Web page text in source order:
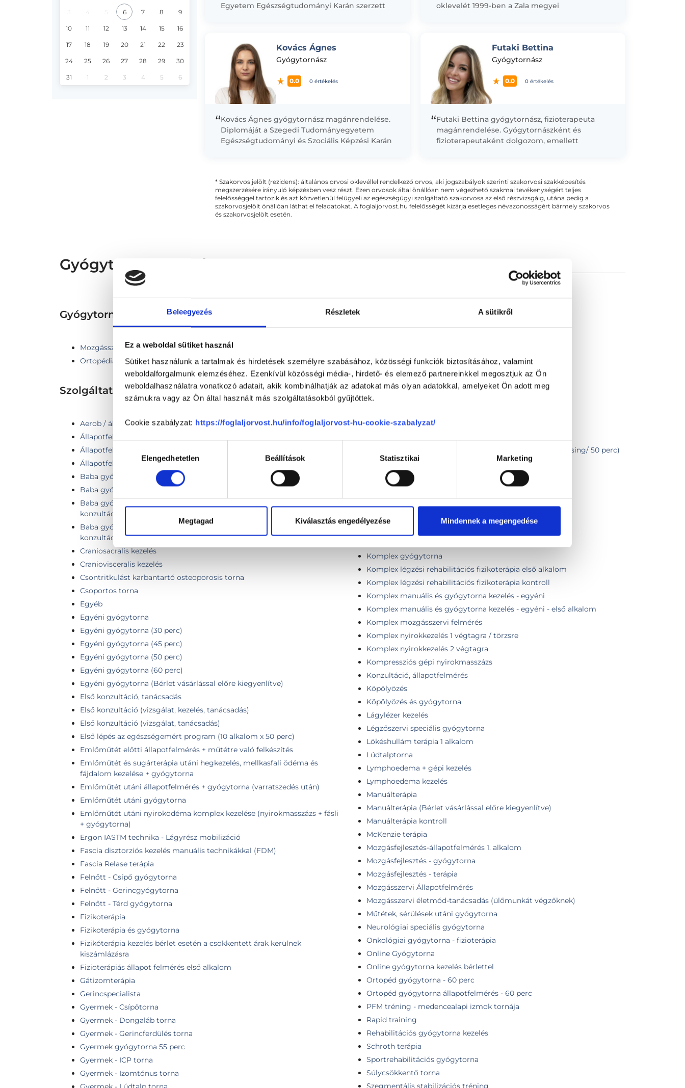
Beleegyezés Részletek A sütikről
Ez a weboldal sütiket használ
Sütiket használunk a tartalmak és hirdetések személyre szabásához, közösségi funkciók biztosításához, valamint
weboldalforgalmunk elemzéséhez. Ezenkívül közösségi média-, hirdető- és elemező partnereinkkel megosztjuk az Ön
weboldalhasználatra vonatkozó adatait, akik kombinálhatják az adatokat más olyan adatokkal, amelyeket Ön adott meg
számukra vagy az Ön által használt más szolgáltatásokból gyűjtöttek.
Cookie szabályzat: https://foglaljorvost.hu/info/foglaljorvost-hu-cookie-szabalyzat/
Hozzájárulás
kiválasztásaElengedhetetlen Beállítások Statisztikai Marketing
Megtagad Kiválasztás engedélyezése Mindennek a megengedése
6 7 8 9
10 11 12 13 14 15 16
17 18 19 20 21 22 23
24 25 26 27 28 29 30
31 1 2 3 4 5 6
Egyetem Egészségtudományi Karán szerzett
oklevelét 1999-ben a Zala megyei
Kovács Ágnes
Gyógytornász
0.0 0 értékelés
“Kovács Ágnes gyógytornász magánrendelése.
Diplomáját a Szegedi Tudományegyetem
Egészségtudományi és Szociális Képzési Karán
Flossing...
Futaki Bettina
Gyógytornász
0.0 0 értékelés
“Futaki Bettina gyógytornász, fizioterapeuta
magánrendelése. Gyógytornászként és
fizioterapeutaként dolgozom, emellett
Miskolci Egyetemen....
* Szakorvos jelölt (rezidens): általános orvosi oklevéllel rendelkező orvos, aki jogszabályok szerinti szakorvosi szakképesítés
megszerzésére irányuló képzésben vesz részt. Ezen orvosok által önállóan nem végezhető szakmai tevékenységért teljes
felelősséggel tartozik és azt közvetlenül felügyeli az egészségügyi szolgáltató szakorvosa az első részvizsgáig, utána pedig a
szakorvosjelölt önállóan láthat el feladatokat. A foglaljorvost.hu felelősségét kizárja esetleges névazonosságért bármely szakorvos
és szakorvosjelölt esetén.
Gyógytornász - Gyógytorna
Gyógytorna TERÜLETHEZ KAPCSOLÓDÓ SZAKTERÜLETEK
Mozgásszervi rehabilitáció
Ortopédia
Szolgáltatások
Aerob / állóképességi tréning
Állapotfelmérés, első vizsgálat
Állapotfelmérés + Gyógytorna
Állapotfelmérés + Manuálterápia
Baba gyógytorna gyakorlatok gyakorlása - Online konzultáció
Baba gyógytorna gyakorlatok gyakorlása - Személyes konzultáció
Baba gyógytorna vizsgálat-tanácsadás (első alkalom) - Online
konzultáció
Baba gyógytorna vizsgálat-tanácsadás (első alkalom) - Személyes
konzultáció
Craniosacralis kezelés
Craniovisceralis kezelés
Csontritkulást karbantartó osteoporosis torna
Csoportos torna
Egyéb
Egyéni gyógytorna
Egyéni gyógytorna (30 perc)
Egyéni gyógytorna (45 perc)
Egyéni gyógytorna (50 perc)
Egyéni gyógytorna (60 perc)
Egyéni gyógytorna (Bérlet vásárlással előre kiegyenlítve)
Első konzultáció, tanácsadás
Első konzultáció (vizsgálat, kezelés, tanácsadás)
Első konzultáció (vizsgálat, tanácsadás)
Első lépés az egészségemért program (10 alkalom x 50 perc)
Emlőműtét előtti állapotfelmérés + műtétre való felkészítés
Emlőműtét és sugárterápia utáni hegkezelés, mellkasfali ödéma és
fájdalom kezelése + gyógytorna
Emlőműtét utáni állapotfelmérés + gyógytorna (varratszedés után)
Emlőműtét utáni gyógytorna
Emlőműtét utáni nyiroködéma komplex kezelése (nyirokmasszázs + fásli
+ gyógytorna)
Ergon IASTM technika - Lágyrész mobilizáció
Fascia disztorziós kezelés manuális technikákkal (FDM)
Fascia Relase terápia
Felnőtt - Csípő gyógytorna
Felnőtt - Gerincgyógytorna
Felnőtt - Térd gyógytorna
Fizikoterápia
Fizikoterápia és gyógytorna
Fizikóterápia kezelés bérlet esetén a csökkentett árak kerülnek
kiszámlázásra
Fizioterápiás állapot felmérés első alkalom
Gátizomterápia
Gerincspecialista
Gyermek - Csípőtorna
Gyermek - Dongaláb torna
Gyermek - Gerincferdülés torna
Gyermek gyógytorna 55 perc
Gyermek - ICP torna
Gyermek - Izomtónus torna
Gyógytorna - 90 perc
Gyógytorna (Manuálterápia/ McKenzie/ FDM terápia/ Flossing/ 50 perc)
Kardiovaszkuláris rehabilitáció
Kinesio-tape ragasztás
Kineziológiai tapaszos kezelés
Kombinált kezelés (alapkezelés + fizikoterápia)
Komplex gyógytorna
Komplex légzési rehabilitációs fizikoterápia első alkalom
Komplex légzési rehabilitációs fizikoterápia kontroll
Komplex manuális és gyógytorna kezelés - egyéni
Komplex manuális és gyógytorna kezelés - egyéni - első alkalom
Komplex mozgásszervi felmérés
Komplex nyirokkezelés 1 végtagra / törzsre
Komplex nyirokkezelés 2 végtagra
Kompressziós gépi nyirokmasszázs
Konzultáció, állapotfelmérés
Köpölyözés
Köpölyözés és gyógytorna
Lágylézer kezelés
Légzőszervi speciális gyógytorna
Lökéshullám terápia 1 alkalom
Lúdtalptorna
Lymphoedema + gépi kezelés
Lymphoedema kezelés
Manuálterápia
Manuálterápia (Bérlet vásárlással előre kiegyenlítve)
Manuálterápia kontroll
McKenzie terápia
Mozgásfejlesztés-állapotfelmérés 1. alkalom
Mozgásfejlesztés - gyógytorna
Mozgásfejlesztés - terápia
Mozgásszervi Állapotfelmérés
Mozgásszervi életmód-tanácsadás (ülőmunkát végzőknek)
Műtétek, sérülések utáni gyógytorna
Neurológiai speciális gyógytorna
Onkológiai gyógytorna - fizioterápia
Online Gyógytorna
Online gyógytorna kezelés bérlettel
Ortopéd gyógytorna - 60 perc
Ortopéd gyógytorna állapotfelmérés - 60 perc
PFM tréning - medencealapi izmok tornája
Rapid training
Rehabilitációs gyógytorna kezelés
Schroth terápia
Sportrehabilitációs gyógytorna
Súlycsökkentő torna
Szegmentális stabilizációs tréning